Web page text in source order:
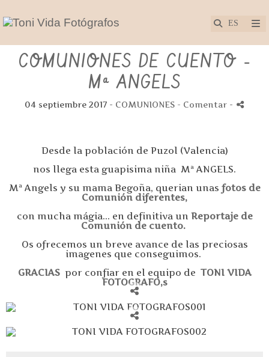
COMUNIONES DE CUENTO -
Mª ANGELS
04 septiembre 2017 - COMUNIONES - Comentar -
Desde la población de Puzol (Valencia)
nos llega esta guapisima niña Mª ANGELS.
Mª Angels y su mama Begoña, querian unas fotos de
Comunión diferentes,
con mucha mágia... en definitiva un Reportaje de
Comunión de cuento.
Os ofrecemos un breve avance de las preciosas
imagenes que conseguimos.
GRACIASpor confiar en el equipo de TONI VIDA
FOTOGRAFO,s